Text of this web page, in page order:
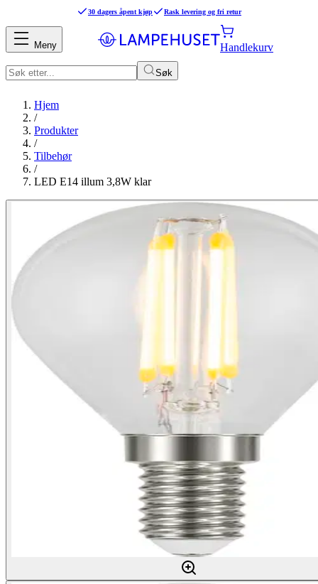
30 dagers åpent kjøp Rask levering og fri retur
Søk
Handlekurv
Meny
Hjem
/
Produkter
/
Tilbehør
/
LED E14 illum 3,8W klar